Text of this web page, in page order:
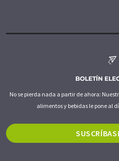
BOLETÍN
No se pierda nada a partir de ahora:
alimentos y bebidas le pone al